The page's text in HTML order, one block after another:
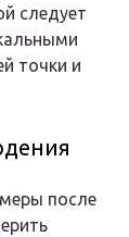
следует
точки и
после